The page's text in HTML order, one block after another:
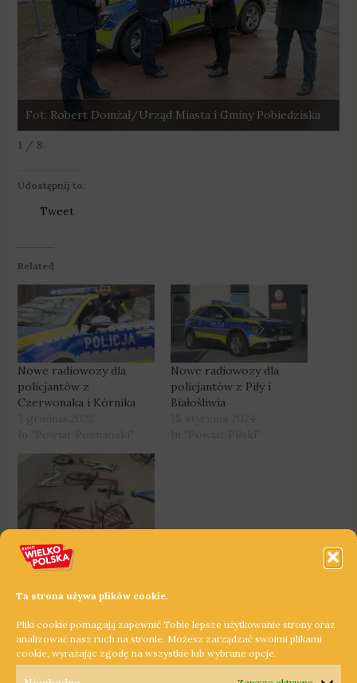
Ta strona używa plików cookie.
Pliki cookie pomagają zapewnić Tobie lepsze użytkowanie strony oraz
analizować nasz ruch na stronie. Możesz zarządzać swoimi plikami
cookie, wyrażając zgodę na wszystkie lub wybrane opcje.
Fot. Robert Domżał/Urząd Miasta i Gminy Pobiedziska
1 / 8
Udostępnij to:
Tweet
Related
Nowe radiowozy dla
policjantów z
Czerwonaka i Kórnika
Nowe radiowozy dla
policjantów z Piły i
Białośliwia
Pobiedziska: Kradł
rowery, rozkręcał je i
sprzedawał na złom
In "Powiat Poznański"